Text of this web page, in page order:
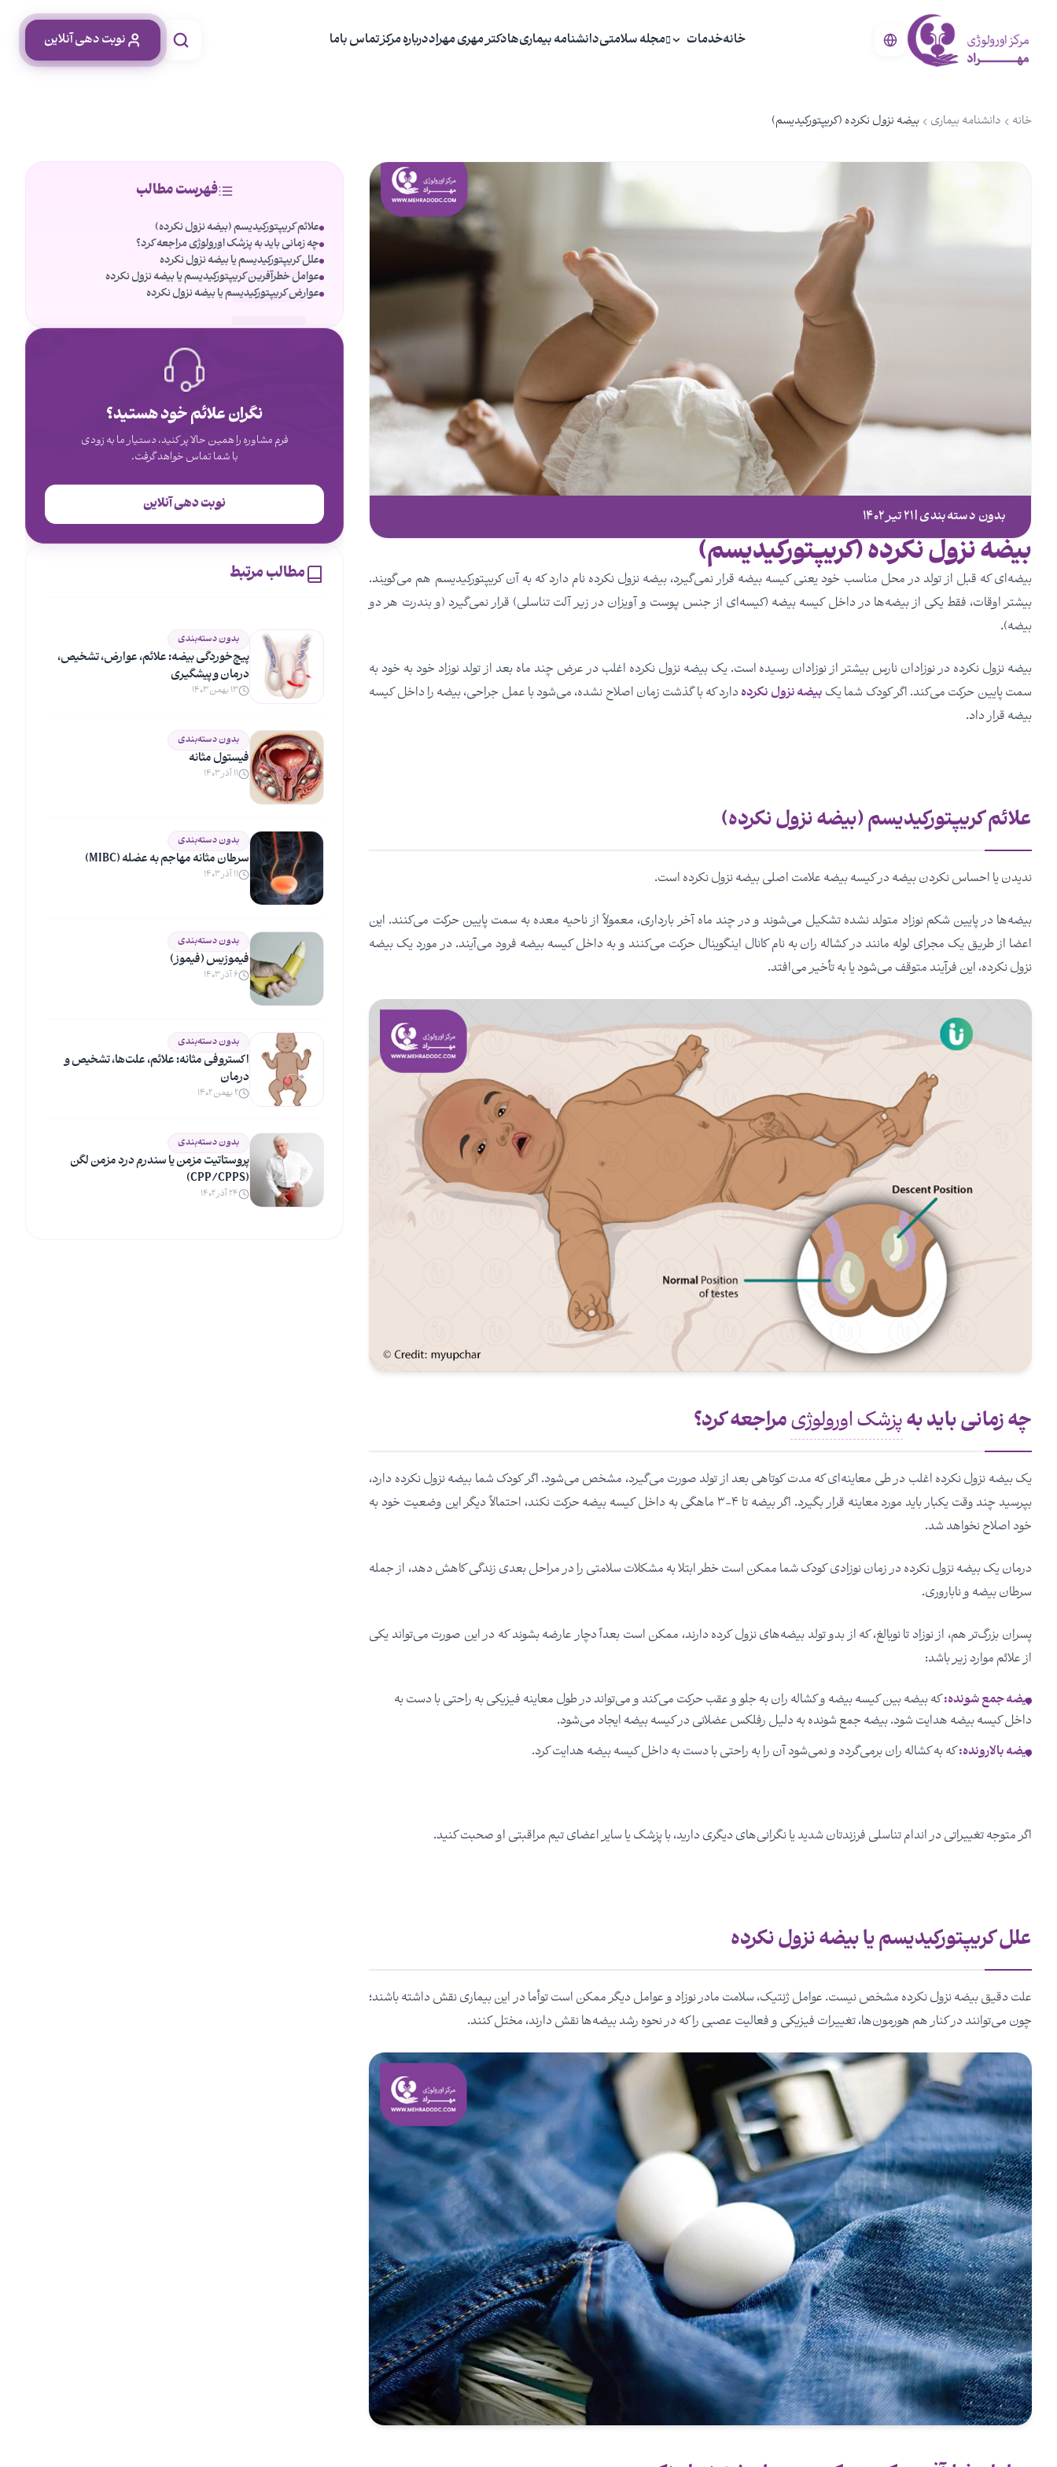
خانهخدمات مجله سلامتیدانشنامه بیماری‌هادکتر مهری مهراددرباره مرکزتماس باما نوبت دهی آنلاین
خانه دانشنامه بیماری بیضه نزول نکرده (کریپتورکیدیسم)
بدون دسته‌بندی | ۲۱ تیر ۱۴۰۲
بیضه نزول نکرده (کریپتورکیدیسم)
بیضه‌ای که قبل از تولد در محل مناسب خود یعنی کیسه بیضه قرار نمی‌گیرد، بیضه نزول نکرده نام دارد که به آن کریپتورکیدیسم هم می‌گویند.
بیشتر اوقات، فقط یکی از بیضه‌ها در داخل کیسه بیضه (کیسه‌ای از جنس پوست و آویزان در زیر آلت تناسلی) قرار نمی‌گیرد (و بندرت هر دو
بیضه).
بیضه نزول نکرده در نوزادان نارس بیشتر از نوزادان رسیده است. یک بیضه نزول نکرده اغلب در عرض چند ماه بعد از تولد نوزاد خود به خود به
سمت پایین حرکت می‌کند. اگر کودک شما یکبیضه نزول نکردهدارد که با گذشت زمان اصلاح نشده، می‌شود با عمل جراحی، بیضه را داخل کیسه
بیضه قرار داد.
علائم کریپتورکیدیسم (بیضه نزول نکرده)
ندیدن یا احساس نکردن بیضه در کیسه بیضه علامت اصلی بیضه نزول نکرده است.
بیضه‌ها در پایین شکم نوزاد متولد نشده تشکیل می‌شوند و در چند ماه آخر بارداری، معمولاً از ناحیه معده به سمت پایین حرکت می‌کنند. این
اعضا از طریق یک مجرای لوله مانند در کشاله ران به نام کانال اینگوینال حرکت می‌کنند و به داخل کیسه بیضه فرود می‌آیند. در مورد یک بیضه
نزول نکرده، این فرآیند متوقف می‌شود یا به تأخیر می‌افتد.
چه زمانی باید بهپزشک اورولوژیمراجعه کرد؟
یک بیضه نزول نکرده اغلب در طی معاینه‌ای که مدت کوتاهی بعد از تولد صورت می‌گیرد، مشخص می‌شود. اگر کودک شما بیضه نزول نکرده دارد،
بپرسید چند وقت یکبار باید مورد معاینه قرار بگیرد. اگر بیضه تا ۴-۳ ماهگی به داخل کیسه بیضه حرکت نکند، احتمالاً دیگر این وضعیت خود به
خود اصلاح نخواهد شد.
درمان یک بیضه نزول نکرده در زمان نوزادی کودک شما ممکن است خطر ابتلا به مشکلات سلامتی را در مراحل بعدی زندگی کاهش دهد، از جمله
سرطان بیضه و ناباروری.
پسران بزرگ‌تر هم، از نوزاد تا نوبالغ، که از بدو تولد بیضه‌های نزول کرده د‌ارند، ممکن است بعداً دچار عارضه بشوند که در این صورت می‌تواند یکی
از علائم موارد زیر باشد:
بیضه جمع شونده:که بیضه بین کیسه بیضه و کشاله ران به جلو و عقب حرکت می‌کند و می‌تواند در طول معاینه فیزیکی به راحتی با دست به
داخل کیسه بیضه هدایت شود. بیضه جمع شونده به دلیل رفلکس عضلانی در کیسه بیضه ایجاد می‌شود.
بیضه بالارونده:که به کشاله ران برمی‌گردد و نمی‌شود آن را به راحتی با دست به داخل کیسه بیضه هدایت کرد.
اگر متوجه تغییراتی در اندام تناسلی فرزندتان شدید یا نگرانی‌های دیگری دارید، با پزشک یا سایر اعضای تیم مراقبتی او صحبت کنید.
علل کریپتورکیدیسم یا بیضه نزول نکرده
علت دقیق بیضه نزول نکرده مشخص نیست. عوامل ژنتیک، سلامت مادر نوزاد و عوامل دیگر ممکن است توأما در این بیماری نقش داشته باشند؛
چون می‌توانند در کنار هم هورمون‌ها، تغییرات فیزیکی و فعالیت عصبی را که در نحوه رشد بیضه‌ها نقش دارند، مختل کنند.
فهرست مطالب
علائم کریپتورکیدیسم (بیضه نزول نکرده)
چه زمانی باید به پزشک اورولوژی مراجعه کرد؟
علل کریپتورکیدیسم یا بیضه نزول نکرده
عوامل خطرآفرین کریپتورکیدیسم یا بیضه نزول نکرده
عوارض کریپتورکیدیسم یا بیضه نزول نکرده
نگران علائم خود هستید؟
فرم مشاوره را همین حالا پر کنید، دستیار ما به زودی
با شما تماس خواهد گرفت.
نوبت دهی آنلاین
مطالب مرتبط
بدون دسته‌بندی
پیچ‌خوردگی بیضه: علائم، عوارض، تشخیص،
درمان و پیشگیری
۱۳ بهمن ۱۴۰۳
بدون دسته‌بندی
فیستول مثانه
۱۱ آذر ۱۴۰۳
بدون دسته‌بندی
سرطان مثانه مهاجم به عضله (MIBC)
۱۱ آذر ۱۴۰۳
بدون دسته‌بندی
فیموزیس (فیموز)
۶ آذر ۱۴۰۳
بدون دسته‌بندی
اکستروفی مثانه: علائم، علت‌ها، تشخیص و
درمان
۲ بهمن ۱۴۰۲
بدون دسته‌بندی
پروستاتیت مزمن یا سندرم درد مزمن لگن
(CPP/CPPS)
۲۴ آذر ۱۴۰۲